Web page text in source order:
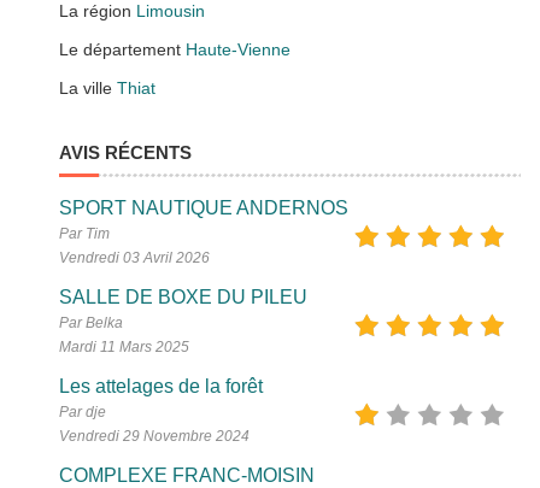
La région Limousin
Le département Haute-Vienne
La villeThiat
AVIS RÉCENTS
SPORT NAUTIQUE ANDERNOS
Par Tim
Vendredi 03 Avril 2026
SALLE DE BOXE DU PILEU
Par Belka
Mardi 11 Mars 2025
Les attelages de la forêt
Par dje
Vendredi 29 Novembre 2024
COMPLEXE FRANC-MOISIN